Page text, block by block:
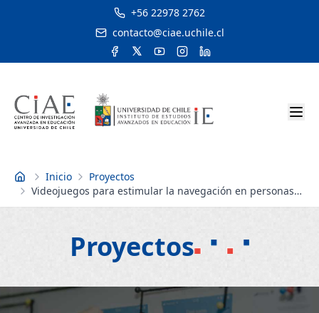
+56 22978 2762
contacto@ciae.uchile.cl
Inicio Inicio
Proyectos
Videojuegos para estimular la navegación en personas
ciegas, NACVI
Proyectos